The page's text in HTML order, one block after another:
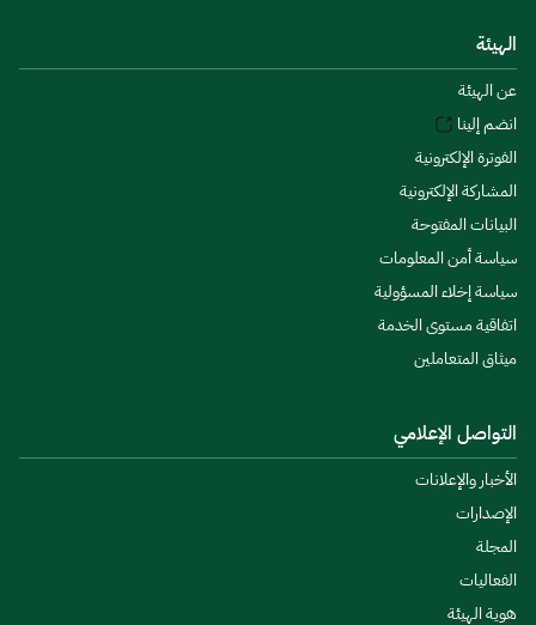
الهيئة
عن الهيئة
انضم إلينا
الفوترة الإلكترونية
المشاركة الإلكترونية
البيانات المفتوحة
سياسة أمن المعلومات
سياسة إخلاء المسؤولية
اتفاقية مستوى الخدمة
ميثاق المتعاملين
التواصل الإعلامي
الأخبار والإعلانات
الإصدارات
المجلة
الفعاليات
هوية الهيئة